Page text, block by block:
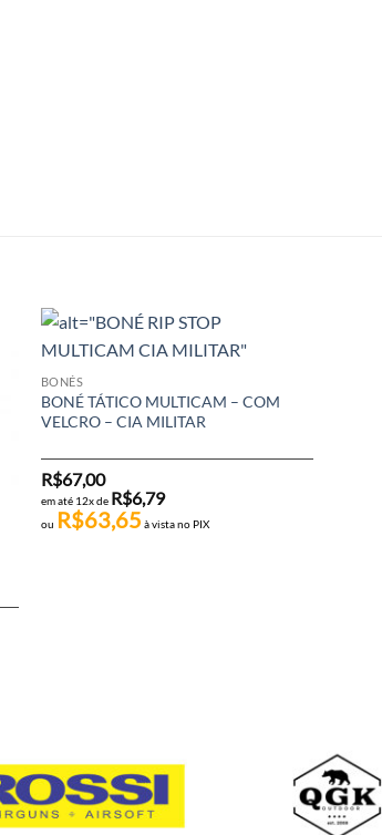
BONÉS
BONÉ TÁTICO MULTICAM – COM
VELCRO – CIA MILITAR
R$67,00
em até 12x de R$6,79
ou R$63,65 à vista no PIX